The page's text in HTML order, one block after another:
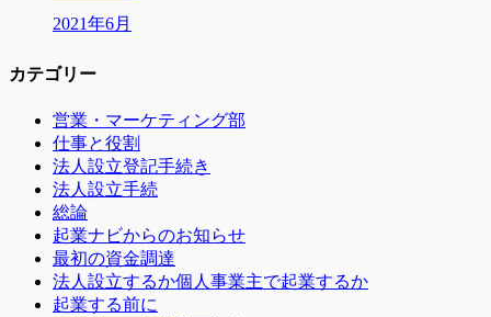
2021年6月
カテゴリー
営業・マーケティング部
仕事と役割
法人設立登記手続き
法人設立手続
総論
起業ナビからのお知らせ
最初の資金調達
法人設立するか個人事業主で起業するか
起業する前に